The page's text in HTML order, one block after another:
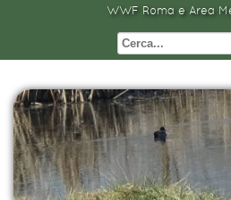
WWF Roma e Area